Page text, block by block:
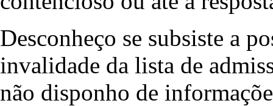
Desconheço se subsiste a
invalidade da lista de
não disponho de